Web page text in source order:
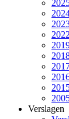
2022
Verslagen